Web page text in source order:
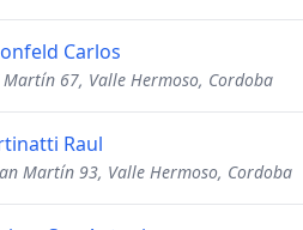
Carlos
Martín 67, Valle Hermoso, Cordoba
Raul
Martín 93, Valle Hermoso, Cordoba